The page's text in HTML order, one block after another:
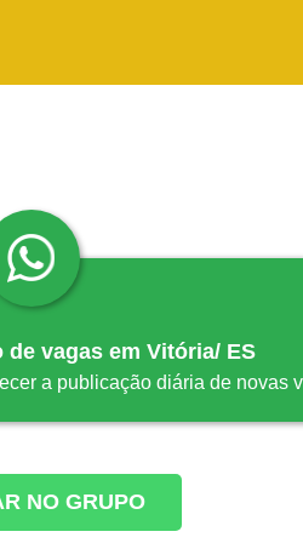
vagas em Vitória/ ES
a publicação diária de novas
NO GRUPO